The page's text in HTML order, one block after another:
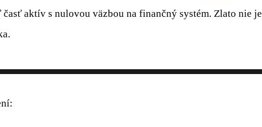
aktív s nulovou väzbou na finančný systém. Zlato nie je